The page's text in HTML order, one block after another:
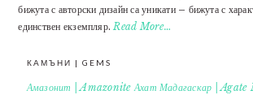
бижута с авторски дизайн са уникати – бижута с
единствен екземпляр. Read More…
КАМЪНИ | GEMS
Амазонит | Amazonite Ахат Мадагаскар |